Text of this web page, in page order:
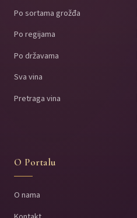
Po sortama grožđa
Po regijama
Po državama
Sva vina
Pretraga vina
O Portalu
O nama